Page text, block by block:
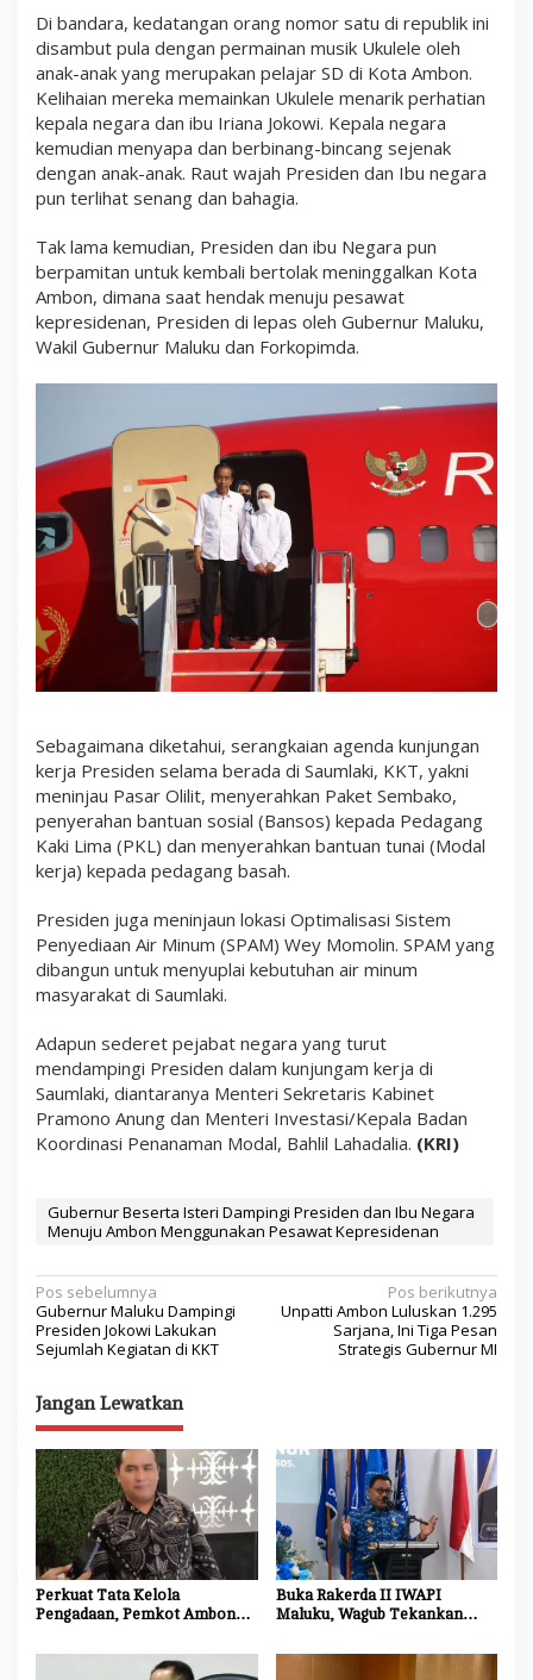
Di bandara, kedatangan orang nomor satu di republik ini
disambut pula dengan permainan musik Ukulele oleh
anak-anak yang merupakan pelajar SD di Kota Ambon.
Kelihaian mereka memainkan Ukulele menarik perhatian
kepala negara dan ibu Iriana Jokowi. Kepala negara
kemudian menyapa dan berbinang-bincang sejenak
dengan anak-anak. Raut wajah Presiden dan Ibu negara
pun terlihat senang dan bahagia.
Tak lama kemudian, Presiden dan ibu Negara pun
berpamitan untuk kembali bertolak meninggalkan Kota
Ambon, dimana saat hendak menuju pesawat
kepresidenan, Presiden di lepas oleh Gubernur Maluku,
Wakil Gubernur Maluku dan Forkopimda.
Sebagaimana diketahui, serangkaian agenda kunjungan
kerja Presiden selama berada di Saumlaki, KKT, yakni
meninjau Pasar Olilit, menyerahkan Paket Sembako,
penyerahan bantuan sosial (Bansos) kepada Pedagang
Kaki Lima (PKL) dan menyerahkan bantuan tunai (Modal
kerja) kepada pedagang basah.
Presiden juga meninjaun lokasi Optimalisasi Sistem
Penyediaan Air Minum (SPAM) Wey Momolin. SPAM yang
dibangun untuk menyuplai kebutuhan air minum
masyarakat di Saumlaki.
Adapun sederet pejabat negara yang turut
mendampingi Presiden dalam kunjungam kerja di
Saumlaki, diantaranya Menteri Sekretaris Kabinet
Pramono Anung dan Menteri Investasi/Kepala Badan
Koordinasi Penanaman Modal, Bahlil Lahadalia. (KRI)
Gubernur Beserta Isteri Dampingi Presiden dan Ibu Negara
Menuju Ambon Menggunakan Pesawat Kepresidenan
N
a
v
i
g
a
s
i
p
o
Pos sebelumnya
Gubernur Maluku Dampingi
Presiden Jokowi Lakukan
Sejumlah Kegiatan di KKT
Pos berikutnya
Unpatti Ambon Luluskan 1.295
Sarjana, Ini Tiga Pesan
Strategis Gubernur MI
Jangan Lewatkan
Perkuat Tata Kelola
Pengadaan, Pemkot Ambon
Aparatur Melalui Bimtek E-
Buka Rakerda II IWAPI
Maluku, Wagub Tekankan
Akses Perbankan bagi UMKM